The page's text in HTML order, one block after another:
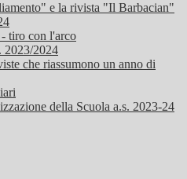
e la rivista "Il Barbacian"
tiro con l'arco
2023/2024
che riassumono un anno di
della Scuola a.s. 2023-24